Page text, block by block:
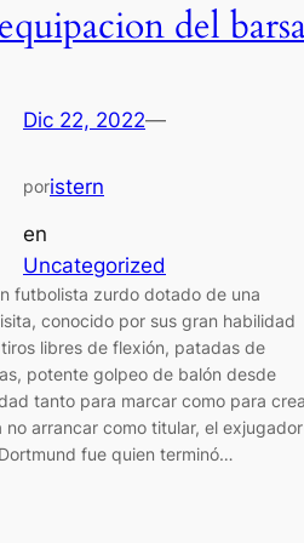
del
Dic 22, 2022—
poristern
en
Uncategorized
futbolista zurdo dotado de una
conocido por sus gran habilidad
libres de flexión, patadas de
potente golpeo de balón desde
tanto para marcar como para
no arrancar como titular, el exjugador
fue quien terminó…